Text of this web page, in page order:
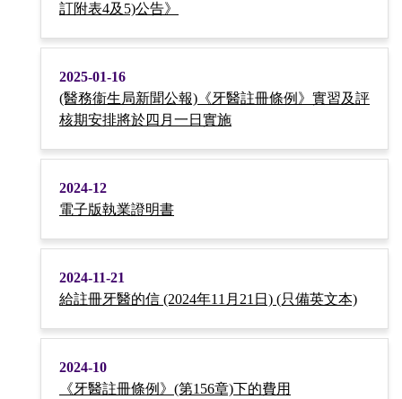
訂附表4及5)公告》
2025-01-16
(醫務衞生局新聞公報)《牙醫註冊條例》實習及評
核期安排將於四月一日實施
2024-12
電子版執業證明書
2024-11-21
給註冊牙醫的信 (2024年11月21日) (只備英文本)
2024-10
《牙醫註冊條例》(第156章)下的費用